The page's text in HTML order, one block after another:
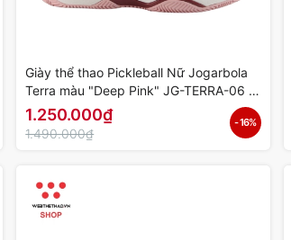
Giày thể thao Pickleball Nữ Jogarbola
Terra màu "Deep Pink" JG-TERRA-06 -
Hàng Chính Hãng
1.250.000₫
1.490.000₫
- 16%